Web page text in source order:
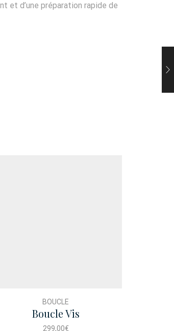
et d’une préparation rapide de
BOUCLE
Boucle Vis
299,00€